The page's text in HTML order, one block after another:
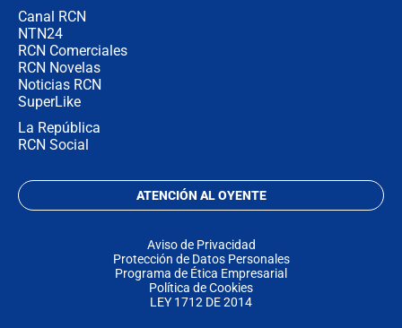
Canal RCN
NTN24
RCN Comerciales
RCN Novelas
Noticias RCN
SuperLike
La República
RCN Social
ATENCIÓN AL OYENTE
Aviso de Privacidad
Protección de Datos Personales
Programa de Ética Empresarial
Política de Cookies
LEY 1712 DE 2014